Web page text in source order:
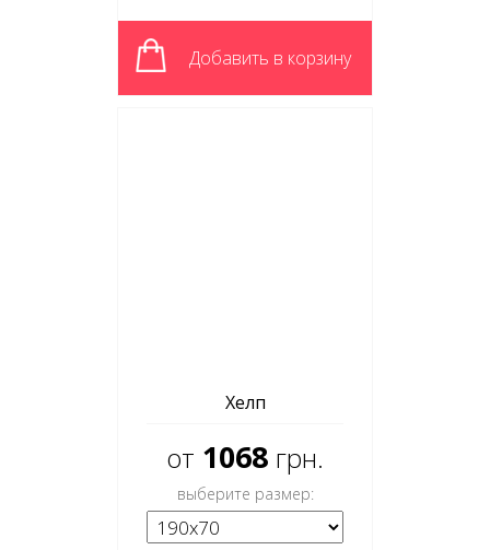
Добавить в корзину
Хелп
от 1068 грн.
выберите размер: